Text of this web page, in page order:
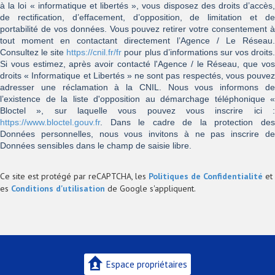
à la loi « informatique et libertés », vous disposez des droits d’accès,
de rectification, d’effacement, d’opposition, de limitation et de
portabilité de vos données. Vous pouvez retirer votre consentement à
tout moment en contactant directement l’Agence / Le Réseau.
Consultez le site https://cnil.fr/fr pour plus d’informations sur vos droits.
Si vous estimez, après avoir contacté l'Agence / le Réseau, que vos
droits « Informatique et Libertés » ne sont pas respectés, vous pouvez
adresser une réclamation à la CNIL. Nous vous informons de
l’existence de la liste d'opposition au démarchage téléphonique «
Bloctel », sur laquelle vous pouvez vous inscrire ici :
https://www.bloctel.gouv.fr. Dans le cadre de la protection des
Données personnelles, nous vous invitons à ne pas inscrire de
Données sensibles dans le champ de saisie libre.
Ce site est protégé par reCAPTCHA, les Politiques de Confidentialité et
es Conditions d'utilisation de Google s'appliquent.
Espace propriétaires